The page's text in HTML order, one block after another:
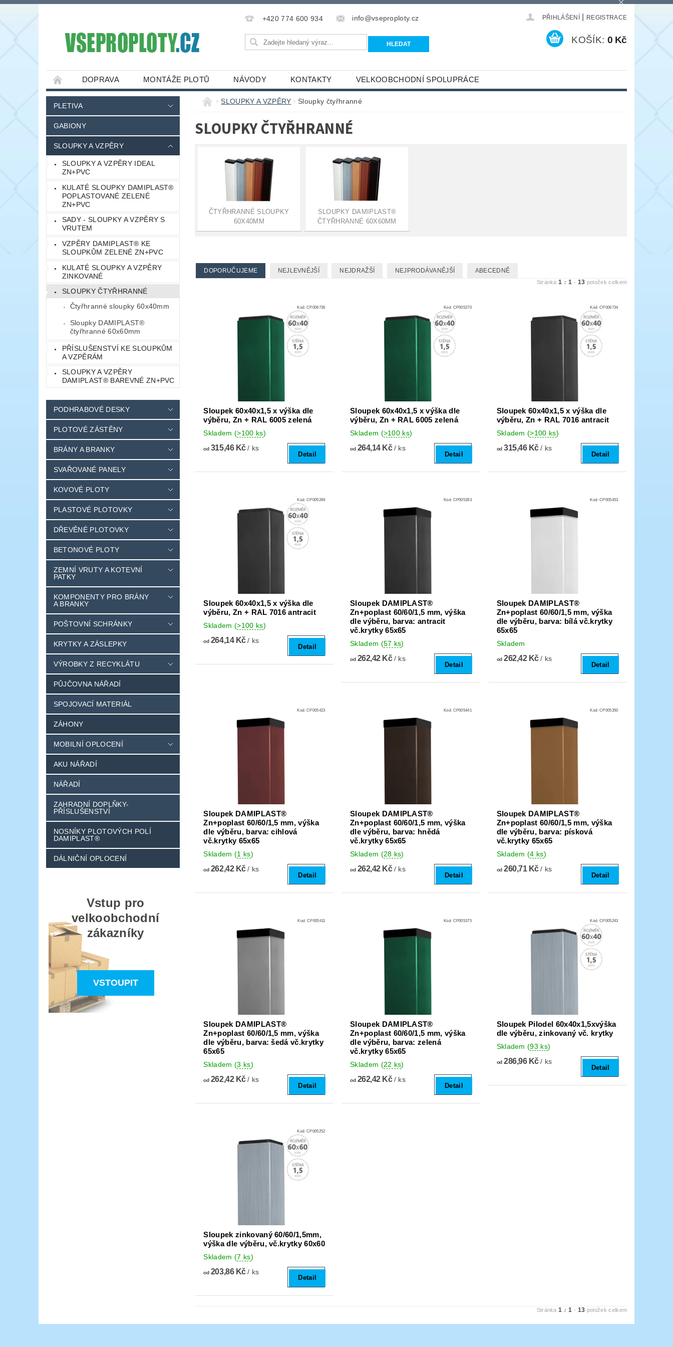
+420 774 600 934 info@vseproploty.cz PŘIHLÁŠENÍ REGISTRACE
KOŠÍK: 0 Kč
DOPRAVA MONTÁŽE PLOTŮ NÁVODY KONTAKTY VELKOOBCHODNÍ SPOLUPRÁCE
PLETIVA
GABIONY
SLOUPKY A VZPĚRY
SLOUPKY A VZPĚRY IDEAL
ZN+PVC
KULATÉ SLOUPKY DAMIPLAST®
POPLASTOVANÉ ZELENÉ
ZN+PVC
SADY - SLOUPKY A VZPĚRY S
VRUTEM
VZPĚRY DAMIPLAST® KE
SLOUPKŮM ZELENÉ ZN+PVC
KULATÉ SLOUPKY A VZPĚRY
ZINKOVANÉ
SLOUPKY ČTYŘHRANNÉ
Čtyřhranné sloupky 60x40mm
Sloupky DAMIPLAST®
čtyřhranné 60x60mm
PŘÍSLUŠENSTVÍ KE SLOUPKŮM
A VZPĚRÁM
SLOUPKY A VZPĚRY
DAMIPLAST® BAREVNÉ ZN+PVC
PODHRABOVÉ DESKY
PLOTOVÉ ZÁSTĚNY
BRÁNY A BRANKY
SVAŘOVANÉ PANELY
KOVOVÉ PLOTY
PLASTOVÉ PLOTOVKY
DŘEVĚNÉ PLOTOVKY
BETONOVÉ PLOTY
ZEMNÍ VRUTY A KOTEVNÍ
PATKY
KOMPONENTY PRO BRÁNY
A BRANKY
POŠTOVNÍ SCHRÁNKY
KRYTKY A ZÁSLEPKY
VÝROBKY Z RECYKLÁTU
PŮJČOVNA NÁŘADÍ
SPOJOVACÍ MATERIÁL
ZÁHONY
MOBILNÍ OPLOCENÍ
AKU NÁŘADÍ
NÁŘADÍ
ZAHRADNÍ DOPLŇKY-
PŘÍSLUŠENSTVÍ
NOSNÍKY PLOTOVÝCH POLÍ
DAMIPLAST®
DÁLNIČNÍ OPLOCENÍ
Vstup pro
velkoobchodní
zákazníky
VSTOUPIT
SLOUPKY A VZPĚRY Sloupky čtyřhranné
SLOUPKY ČTYŘHRANNÉ
ČTYŘHRANNÉ SLOUPKY
60X40MM
SLOUPKY DAMIPLAST®
ČTYŘHRANNÉ 60X60MM
DOPORUČUJEME NEJLEVNĚJŠÍ NEJDRAŽŠÍ NEJPRODÁVANĚJŠÍ ABECEDNĚ
Stránka1 z1 - 13 položek celkem
Kód: CP006736
Sloupek 60x40x1,5 x výška dle
výběru, Zn + RAL 6005 zelená
Skladem (>100 ks)
od315,46 Kč/ ks
Detail
Kód: CP005270
Sloupek 60x40x1,5 x výška dle
výběru, Zn + RAL 6005 zelená
Skladem (>100 ks)
od264,14 Kč/ ks
Detail
Kód:CP006734
Sloupek 60x40x1,5 x výška dle
výběru, Zn + RAL 7016 antracit
Skladem(>100 ks)
od315,46 Kč/ ks
Detail
Kód: CP005269
Sloupek 60x40x1,5 x výška dle
výběru, Zn + RAL 7016 antracit
Skladem (>100 ks)
od264,14 Kč/ ks
Detail
Kód: CP005393
Sloupek DAMIPLAST®
Zn+poplast 60/60/1,5 mm, výška
dle výběru, barva: antracit
vč.krytky 65x65
Skladem (57 ks)
od262,42 Kč/ ks
Detail
Kód:CP005453
Sloupek DAMIPLAST®
Zn+poplast 60/60/1,5 mm, výška
dle výběru, barva: bílá vč.krytky
65x65
Skladem
od262,42 Kč/ ks
Detail
Kód: CP005423
Sloupek DAMIPLAST®
Zn+poplast 60/60/1,5 mm, výška
dle výběru, barva: cihlová
vč.krytky 65x65
Skladem (1 ks)
od262,42 Kč/ ks
Detail
Kód: CP005441
Sloupek DAMIPLAST®
Zn+poplast 60/60/1,5 mm, výška
dle výběru, barva: hnědá
vč.krytky 65x65
Skladem (28 ks)
od262,42 Kč/ ks
Detail
Kód:CP005350
Sloupek DAMIPLAST®
Zn+poplast 60/60/1,5 mm, výška
dle výběru, barva: písková
vč.krytky 65x65
Skladem(4 ks)
od260,71 Kč/ ks
Detail
Kód: CP005411
Sloupek DAMIPLAST®
Zn+poplast 60/60/1,5 mm, výška
dle výběru, barva: šedá vč.krytky
65x65
Skladem (3 ks)
od262,42 Kč/ ks
Detail
Kód: CP005375
Sloupek DAMIPLAST®
Zn+poplast 60/60/1,5 mm, výška
dle výběru, barva: zelená
vč.krytky 65x65
Skladem (22 ks)
od262,42 Kč/ ks
Detail
Kód:CP005243
Sloupek Pilodel 60x40x1,5xvýška
dle výběru, zinkovaný vč. krytky
Skladem(93 ks)
od286,96 Kč/ ks
Detail
Kód: CP005252
Sloupek zinkovaný 60/60/1,5mm,
výška dle výběru, vč.krytky 60x60
Skladem (7 ks)
od203,86 Kč/ ks
Detail
Stránka1 z1 - 13 položek celkem